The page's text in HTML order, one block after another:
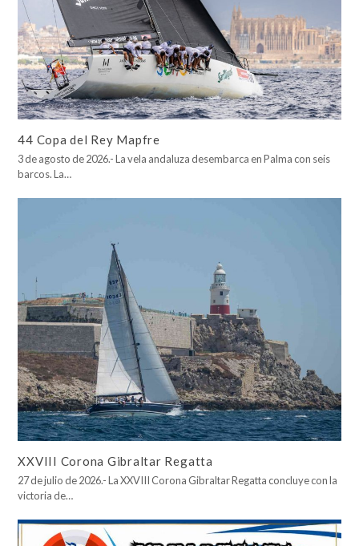
44 Copa del Rey Mapfre
3 de agosto de 2026.- La vela andaluza desembarca en Palma con seis
barcos. La…
XXVIII Corona Gibraltar Regatta
27 de julio de 2026.- La XXVIII Corona Gibraltar Regatta concluye con la
victoria de…